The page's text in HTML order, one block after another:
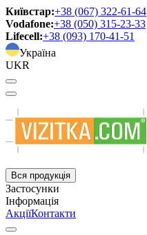
Київстар:+38 (067) 322-61-64
Vodafone:+38 (050) 315-23-33
Lifecell:+38 (093) 170-41-51
Україна
UKR
Вся продукція
Застосунки
Інформація
АкціїКонтакти